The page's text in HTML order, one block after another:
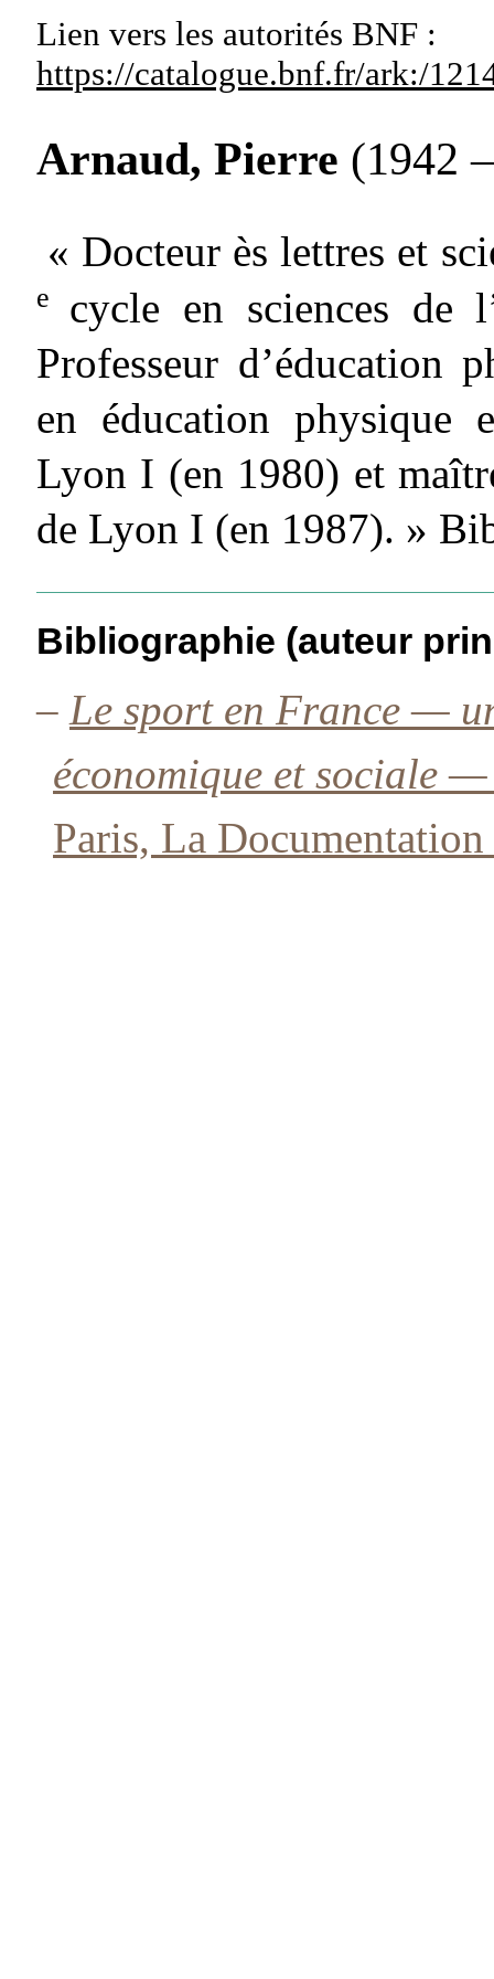
Lien vers les autorités BNF :
https://catalogue.bnf.fr/ark:/
Arnaud, Pierre (1942
« Docteur ès lettres et
e cycle en sciences de
Professeur d’éducation
en éducation physique
Lyon I (en 1980) et
de Lyon I (en 1987). »
Bibliographie (auteur
– Le sport en France —
économique et sociale
Paris, La